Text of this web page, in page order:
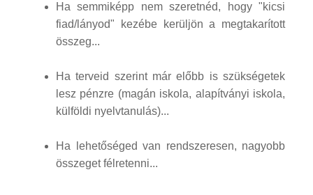
Ha semmiképp nem szeretnéd, hogy "kicsi
fiad/lányod" kezébe kerüljön a megtakarított
összeg...
Ha terveid szerint már előbb is szükségetek
lesz pénzre (magán iskola, alapítványi iskola,
külföldi nyelvtanulás)...
Ha lehetőséged van rendszeresen, nagyobb
összeget félretenni...